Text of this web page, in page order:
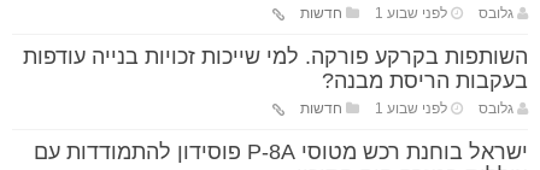
גלובס לפני שבוע 1 חדשות
השותפות בקרקע פורקה. למי שייכות זכויות בנייה עודפות
בעקבות הריסת מבנה?
גלובס לפני שבוע 1 חדשות
ישראל בוחנת רכש מטוסי P-8A פוסידון להתמודדות עם